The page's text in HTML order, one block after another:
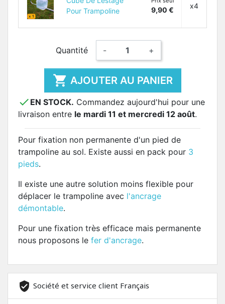
Pour Trampoline
9,90 € x4
Quantité - +
 AJOUTER AU PANIER
 EN STOCK. Commandez aujourd'hui pour une
livraison entre le mardi 11 et mercredi 12 août.
Pour fixation non permanente d'un pied de
trampoline au sol. Existe aussi en pack pour 3
pieds.
Il existe une autre solution moins flexible pour
déplacer le trampoline avec l'ancrage
démontable.
Pour une fixation très efficace mais permanente
nous proposons le fer d'ancrage.
Société et service client Français